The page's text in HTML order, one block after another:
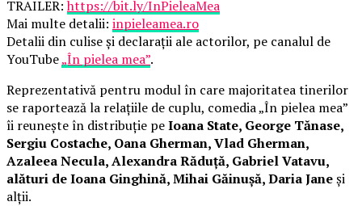
TRAILER:https://bit.ly/InPieleaMea
Mai multe detalii: inpieleamea.ro
Detalii din culise și declarații ale actorilor, pe canalul de
YouTube„În pielea mea”.
Reprezentativă pentru modul în care majoritatea tinerilor
se raportează la relațiile de cuplu, comedia „În pielea mea”
îi reunește în distribuție peIoana State, George Tănase,
Sergiu Costache, Oana Gherman, Vlad Gherman,
Azaleea Necula, Alexandra Răduță, Gabriel Vatavu,
alături de Ioana Ginghină, Mihai Găinușă, Daria Janeși
alții.